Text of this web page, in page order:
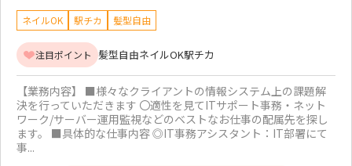
ネイルOK 駅チカ 髪型自由
注目ポイント 髪型自由ネイルOK駅チカ
【業務内容】 ■様々なクライアントの情報システム上の課題解
決を行っていただきます 〇適性を見てITサポート事務・ネット
ワーク/サーバー運用監視などのベストなお仕事の配属先を探し
ます。 ■具体的な仕事内容 ◎IT事務アシスタント：IT部署にて
事...